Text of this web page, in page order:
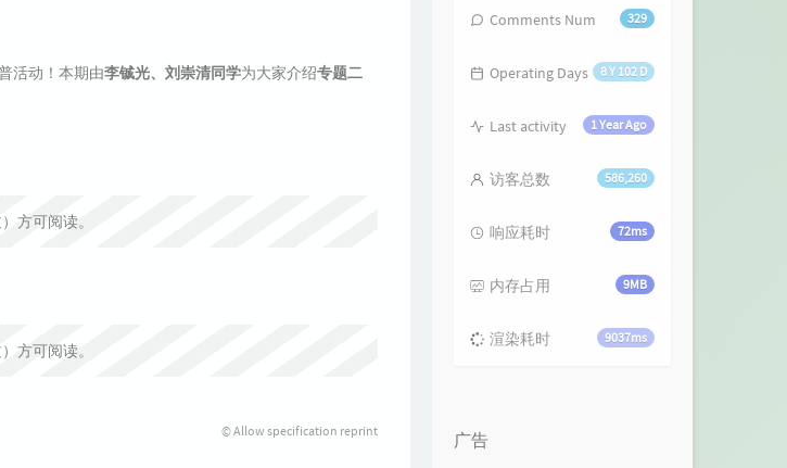
活动！本期由李铖光、刘崇清同学为大家介绍专题二
方可阅读。
方可阅读。
© Allow specification reprint
329
Comments Num
8 Y 102 D
Operating Days
1 Year Ago
Last activity
586,260
访客总数
72ms
响应耗时
9MB
内存占用
9037ms
渲染耗时
广告